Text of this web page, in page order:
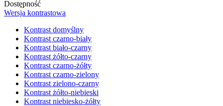
Dostępność
Wersja kontrastowa
Kontrast domyślny
Kontrast czarno-biały
Kontrast biało-czarny
Kontrast żółto-czarny
Kontrast czarno-żółty
Kontrast czarno-zielony
Kontrast zielono-czarny
Kontrast żółto-niebieski
Kontrast niebiesko-żółty